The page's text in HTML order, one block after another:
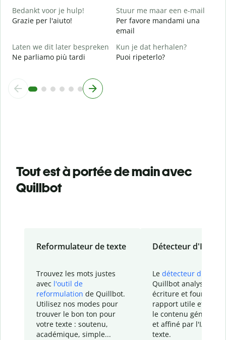
Bedankt voor je hulp!
Grazie per l'aiuto!
Stuur me maar een e-mail
Per favore mandami una
email
Laten we dit later bespreken
Ne parliamo più tardi
Kun je dat herhalen?
Puoi ripeterlo?
Tout est à portée de main avec
Quillbot
Reformulateur de texte
Trouvez les mots justes
avec l'outil de
reformulation de Quillbot.
Utilisez nos modes pour
trouver le bon ton pour
votre texte : soutenu,
académique, simple...
Détecteur d'IA
Le détecteur d'IA
Quillbot analyse votre
écriture et fournit un
rapport utile et
le contenu généré
et affiné par l'IA
texte.